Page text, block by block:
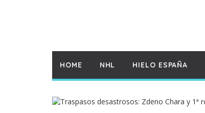
HOME NHL HIELO ESPAÑA